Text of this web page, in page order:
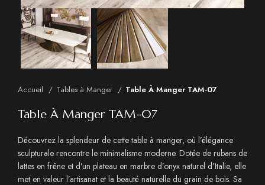
Accueil Tables à Manger Table À Manger TAM-07
Table À Manger TAM-07
Découvrez la splendeur de cette table à manger, où l’élégance
sculpturale rencontre le minimalisme moderne. Dotée de rubans de
lattes en frêne et d’un plateau en marbre d’onyx naturel d’Italie, elle
met en valeur l’artisanat et la beauté naturelle du grain de bois. Sa